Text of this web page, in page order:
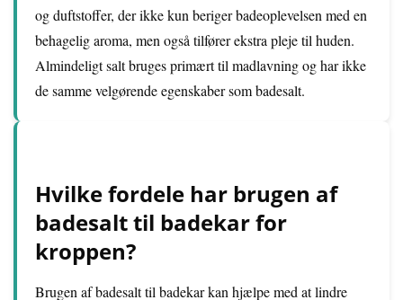
og duftstoffer, der ikke kun beriger badeoplevelsen med en
behagelig aroma, men også tilfører ekstra pleje til huden.
Almindeligt salt bruges primært til madlavning og har ikke
de samme velgørende egenskaber som badesalt.
Hvilke fordele har brugen af
badesalt til badekar for
kroppen?
Brugen af badesalt til badekar kan hjælpe med at lindre